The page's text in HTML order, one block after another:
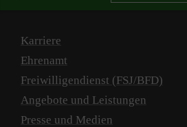
Karriere
Ehrenamt
Freiwilligendienst (FSJ/BFD)
Angebote und Leistungen
Presse und Medien